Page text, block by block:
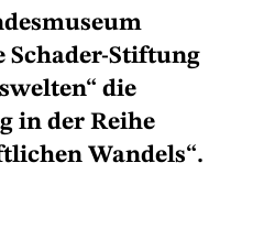
Schader-Stiftung
die
in der Reihe
Wandels“.